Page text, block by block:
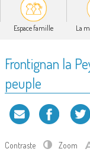
Espace famille La
Frontignan la
peuple
Contraste Zoom